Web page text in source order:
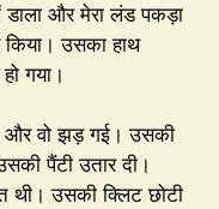
और मेरा लंड पकड़ा
उसका हाथ
गया।
और वो झड़ गई। उसकी
पैंटी उतार दी।
उसकी क्लिट छोटी